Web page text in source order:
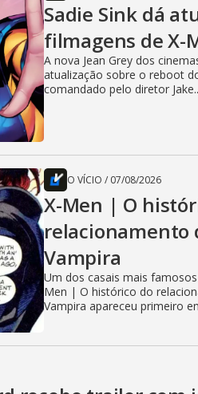
Sadie Sink dá
filmagens de X-
A nova Jean Grey dos
atualização sobre o reboot
comandado pelo diretor
O VÍCIO / 07/08/2026
X-Men | O
relacionamento
Vampira
Um dos casais mais
Men | O histórico do
Vampira apareceu primeiro